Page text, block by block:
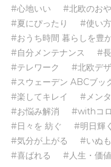
#心地いい
#北欧のお
#夏にぴったり
#使い
#おうち時間 暮らしを豊
#自分メンテナンス
#
#テレワーク
#北欧デ
#スウェーデン ABCブッ
#楽してキレイ
#メン
#お悩み解消
#withコ
#日々を 紡ぐ
#明日輝く
#気分が上がる
#いぬも
#喜ばれる
#人生・価